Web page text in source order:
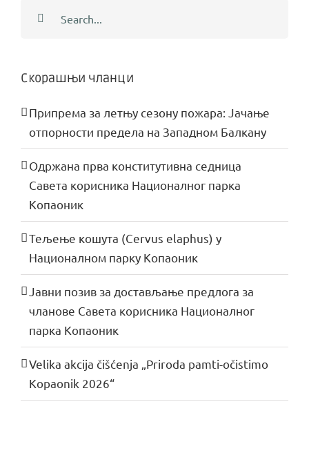
for:
Скорашњи чланци
Припрема за летњу сезону пожара: Јачање
отпорности предела на Западном Балкану
Одржана прва конститутивна седница
Савета корисника Националног парка
Копаоник
Тељење кошута (Cervus elaphus) у
Националном парку Копаоник
Јавни позив за достављање предлога за
чланове Савета корисника Националног
парка Копаоник
Velika akcija čišćenja „Priroda pamti-očistimo
Kopaonik 2026“